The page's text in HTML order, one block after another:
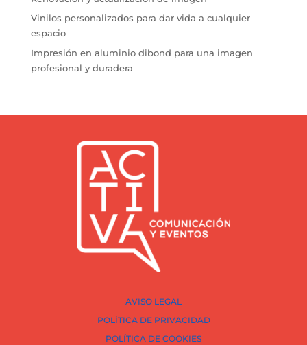
Vinilos personalizados para dar vida a cualquier
espacio
Impresión en aluminio dibond para una imagen
profesional y duradera
AVISO LEGAL
POLÍTICA DE PRIVACIDAD
POLÍTICA DE COOKIES